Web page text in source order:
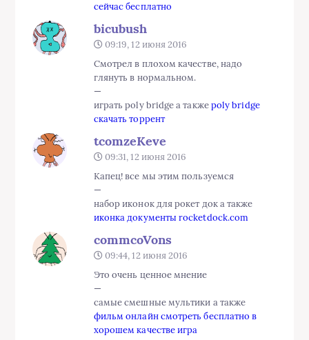
сейчас бесплатно
bicubush
09:19, 12 июня 2016
Смотрел в плохом качестве, надо
глянуть в нормальном.
—
играть poly bridge а такжеpoly bridge
скачать торрент
tcomzeKeve
09:31, 12 июня 2016
Капец! все мы этим пользуемся
—
набор иконок для рокет док а также
иконка документы rocketdock.com
commcoVons
09:44, 12 июня 2016
Это очень ценное мнение
—
самые смешные мультики а также
фильм онлайн смотреть бесплатно в
хорошем качестве игра